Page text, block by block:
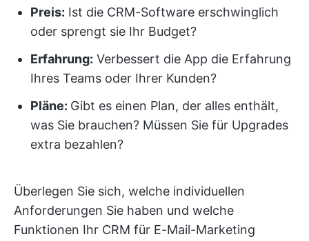
Preis: Ist die CRM-Software erschwinglich
oder sprengt sie Ihr Budget?
Erfahrung: Verbessert die App die Erfahrung
Ihres Teams oder Ihrer Kunden?
Pläne: Gibt es einen Plan, der alles enthält,
was Sie brauchen? Müssen Sie für Upgrades
extra bezahlen?
Überlegen Sie sich, welche individuellen
Anforderungen Sie haben und welche
Funktionen Ihr CRM für E-Mail-Marketing